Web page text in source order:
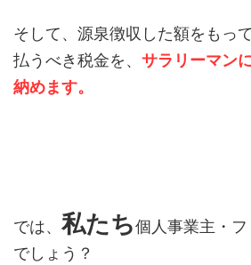
そして、源泉徴収した額をもっ
払うべき税金を、 サラリーマン
納めます。
では、 私たち個人事業主・
でしょう？